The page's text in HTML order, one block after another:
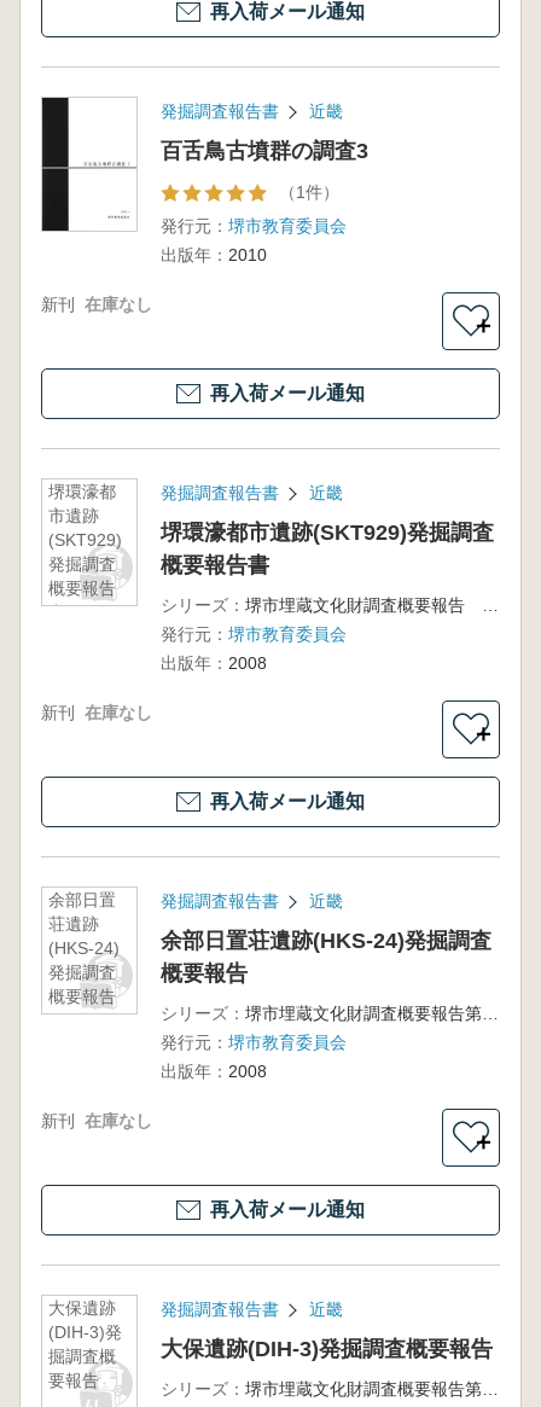
再入荷メール通知
発掘調査報告書 近畿
百舌鳥古墳群の調査3
（1件）
発行元： 堺市教育委員会
出版年： 2010
新刊 在庫なし
＋
再入荷メール通知
堺環濠都
市遺跡
(SKT929)
発掘調査
概要報告
書
発掘調査報告書 近畿
堺環濠都市遺跡(SKT929)発掘調査
概要報告書
シリーズ：
発行元： 堺市教育委員会
出版年： 2008
新刊 在庫なし
＋
再入荷メール通知
余部日置
荘遺跡
(HKS-24)
発掘調査
概要報告
発掘調査報告書 近畿
余部日置荘遺跡(HKS-24)発掘調査
概要報告
シリーズ：
堺市埋蔵文化財調査概要報告第121冊
発行元： 堺市教育委員会
出版年： 2008
新刊 在庫なし
＋
再入荷メール通知
大保遺跡
(DIH-3)発
掘調査概
要報告
発掘調査報告書 近畿
大保遺跡(DIH-3)発掘調査概要報告
シリーズ：
堺市埋蔵文化財調査概要報告第120冊